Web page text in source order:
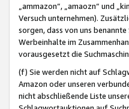
„ammazon“, „amaozn“ und
Versuch unternehmen).
sorgen, dass von uns
Werbeinhalte im
vorausgesetzt die
(f) Sie werden nicht auf
Amazon oder unseren
nicht abschließende Liste